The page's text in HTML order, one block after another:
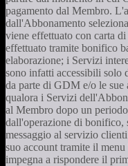
pagamento dal Membro.
dall'Abbonamento
viene effettuato con carta
effettuato tramite bonifico
elaborazione; i Servizi
sono infatti accessibili solo
da parte di GDM e/o le sue
qualora i Servizi
al Membro dopo un
dall'operazione di
messaggio al servizio
suo account tramite il
impegna a rispondere il